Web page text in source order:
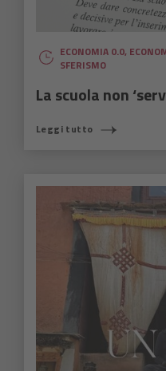
ECONOMIA 0.0,
SFERISMO
La scuola non
Leggi tutto